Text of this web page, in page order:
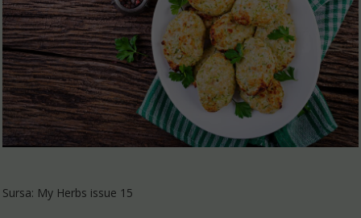
Sursa: My Herbs issue 15